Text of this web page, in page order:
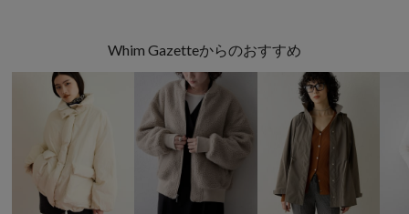
Whim Gazetteからのおすすめ